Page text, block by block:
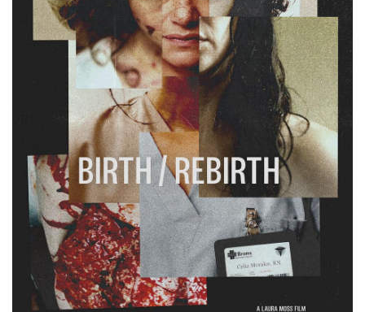
Подборки
Рецензии
О нас
Авторы